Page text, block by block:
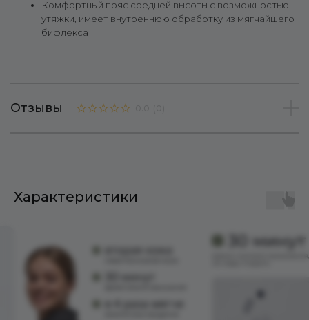
Комфортный пояс средней высоты с возможностью
утяжки, имеет внутреннюю обработку из мягчайшего
бифлекса
Отзывы
Характеристики